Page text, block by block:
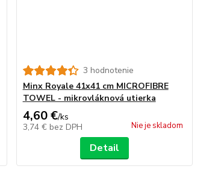
3 hodnotenie
Minx Royale 41x41 cm MICROFIBRE
TOWEL - mikrovláknová utierka
4,60 €/ks
3,74 € bez DPH Nie je skladom
Detail